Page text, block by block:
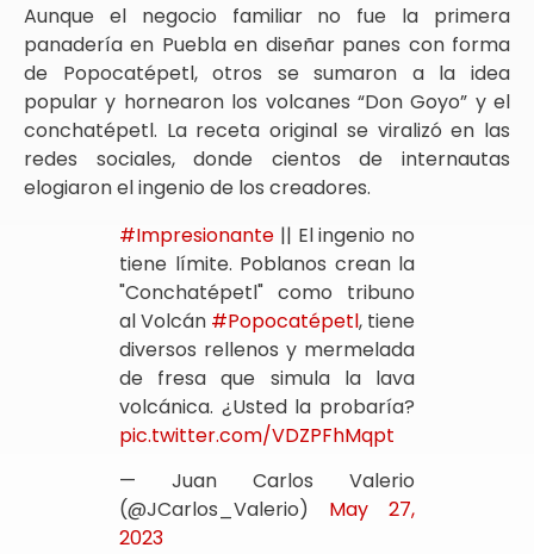
Aunque el negocio familiar no fue la primera
panadería en Puebla en diseñar panes con forma
de Popocatépetl, otros se sumaron a la idea
popular y hornearon los volcanes “Don Goyo” y el
conchatépetl. La receta original se viralizó en las
redes sociales, donde cientos de internautas
elogiaron el ingenio de los creadores.
#Impresionante || El ingenio no
tiene límite. Poblanos crean la
"Conchatépetl" como tribuno
al Volcán #Popocatépetl, tiene
diversos rellenos y mermelada
de fresa que simula la lava
volcánica. ¿Usted la probaría?
pic.twitter.com/VDZPFhMqpt
— Juan Carlos Valerio
(@JCarlos_Valerio) May 27,
2023